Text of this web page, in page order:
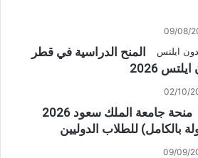
09/08/
المنح الدراسية في قطر
2026
02/10/
منحة جامعة الملك سعود 2026
بالكامل) للطلاب الدوليين
09/09/